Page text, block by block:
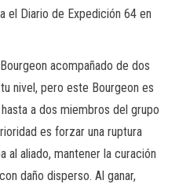
el Diario de Expedición 64 en
acompañado de dos
nivel, pero este Bourgeon es
a dos miembros del grupo
es forzar una ruptura
al aliado, mantener la curación
daño disperso. Al ganar,